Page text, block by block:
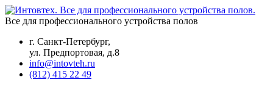
Все для профессионального устройства полов
г. Санкт-Петербург,
ул. Предпортовая, д.8
info@intovteh.ru
(812) 415 22 49